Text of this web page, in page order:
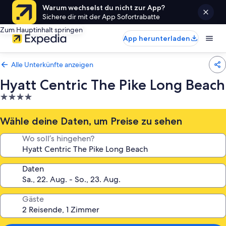
Warum wechselst du nicht zur App?
Sichere dir mit der App Sofortrabatte
Zum Hauptinhalt springen
App herunterladen
Alle Unterkünfte anzeigen
Hyatt Centric The Pike Long Beach
4.0-
Sterne-
Unterkunft
Wähle deine Daten, um Preise zu sehen
Wo soll’s hingehen?
Daten
Gäste